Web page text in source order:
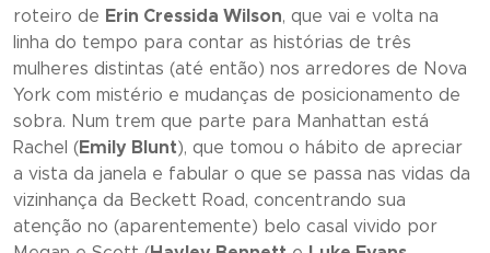
roteiro de Erin Cressida Wilson, que vai e volta na
linha do tempo para contar as histórias de três
mulheres distintas (até então) nos arredores de Nova
York com mistério e mudanças de posicionamento de
sobra. Num trem que parte para Manhattan está
Rachel (Emily Blunt), que tomou o hábito de apreciar
a vista da janela e fabular o que se passa nas vidas da
vizinhança da Beckett Road, concentrando sua
atenção no (aparentemente) belo casal vivido por